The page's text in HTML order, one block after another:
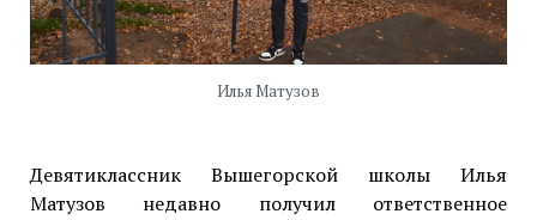
Илья Матузов
Девятиклассник Вышегорской школы Илья
Матузов недавно получил ответственное